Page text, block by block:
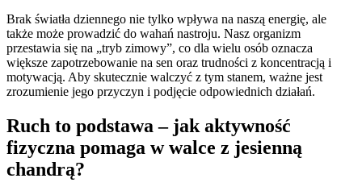
Brak światła dziennego nie tylko wpływa na naszą energię, ale
także może prowadzić do wahań nastroju. Nasz organizm
przestawia się na „tryb zimowy”, co dla wielu osób oznacza
większe zapotrzebowanie na sen oraz trudności z koncentracją i
motywacją. Aby skutecznie walczyć z tym stanem, ważne jest
zrozumienie jego przyczyn i podjęcie odpowiednich działań.
Ruch to podstawa – jak aktywność
fizyczna pomaga w walce z jesienną
chandrą?